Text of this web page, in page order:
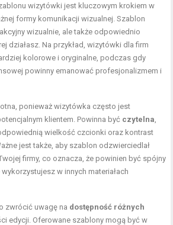
wizytówki jest kluczowym krokiem w
formy komunikacji wizualnej. Szablon
wizualnie, ale także odpowiednio
działasz. Na przykład, wizytówki dla firm
kolorowe i oryginalne, podczas gdy
powinny emanować profesjonalizmem i
ponieważ wizytówka często jest
klientem. Powinna być czytelna,
wielkość czcionki oraz kontrast
jest także, aby szablon odzwierciedlał
firmy, co oznacza, że powinien być spójny
w innych materiałach
zwrócić uwagę na dostępność różnych
edycji. Oferowane szablony mogą być w